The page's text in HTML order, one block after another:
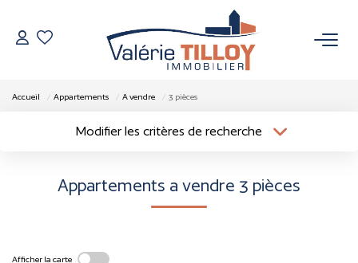
VENDRE
Accueil Appartements A vendre 3 pièces
Modifier les critères de recherche
Appartements a vendre 3 pièces
Afficher la carte